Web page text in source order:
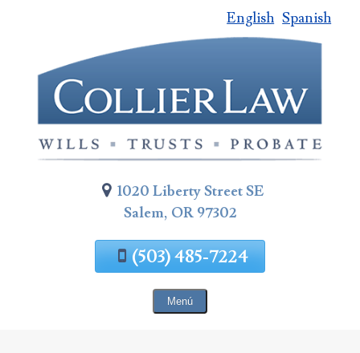
contenido
de
página
English Spanish
1020 Liberty Street SE
Salem, OR 97302
(503) 485-7224
Menú